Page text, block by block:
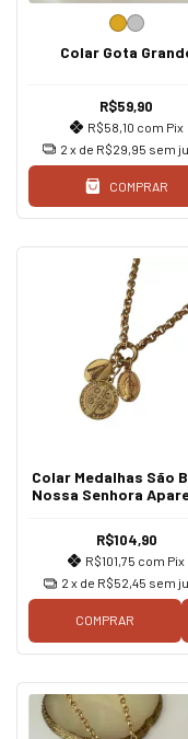
Colar Gota
R$59,90
R$58,10 com Pix
2 x de R$29,95 sem
COMPRAR
Colar Medalhas São
Nossa Senhora
Graças
R$104,90
R$101,75 com Pix
2 x de R$52,45 sem
COMPRAR